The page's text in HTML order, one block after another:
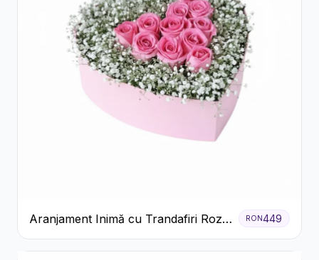
Aranjament Inimă cu Trandafiri Roz
și Gypsophila Albă
RON449